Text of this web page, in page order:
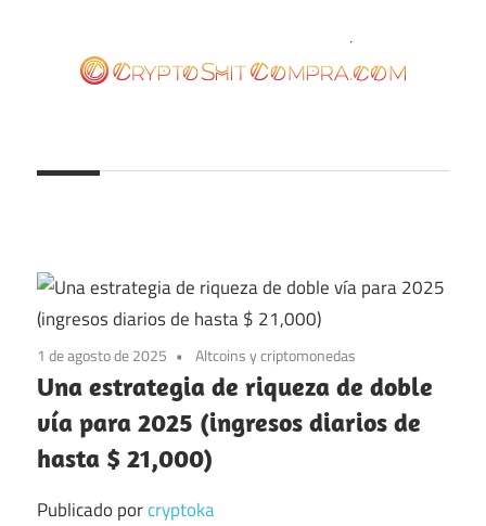
contenido
1 de agosto de 2025 Altcoins y criptomonedas
Una estrategia de riqueza de doble
vía para 2025 (ingresos diarios de
hasta $ 21,000)
Publicado porcryptoka